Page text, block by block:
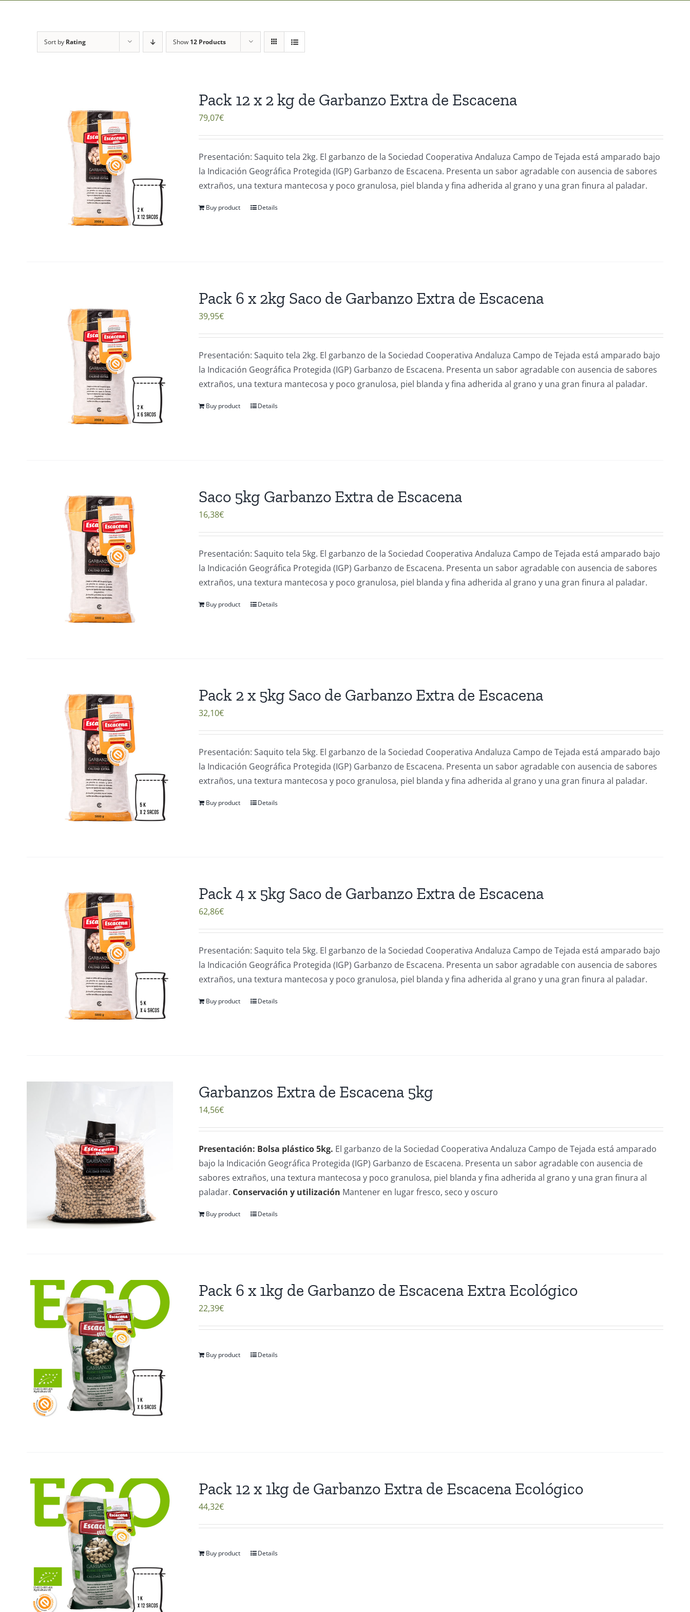
Sort by Rating Show 12 Products
Pack 12 x 2 kg de Garbanzo Extra de Escacena
79,07€
Presentación: Saquito tela 2kg. El garbanzo de la Sociedad Cooperativa Andaluza Campo de Tejada está amparado bajo
la Indicación Geográfica Protegida (IGP) Garbanzo de Escacena. Presenta un sabor agradable con ausencia de sabores
extraños, una textura mantecosa y poco granulosa, piel blanda y fina adherida al grano y una gran finura al paladar.
Buy product Details
Pack 6 x 2kg Saco de Garbanzo Extra de Escacena
39,95€
Presentación: Saquito tela 2kg. El garbanzo de la Sociedad Cooperativa Andaluza Campo de Tejada está amparado bajo
la Indicación Geográfica Protegida (IGP) Garbanzo de Escacena. Presenta un sabor agradable con ausencia de sabores
extraños, una textura mantecosa y poco granulosa, piel blanda y fina adherida al grano y una gran finura al paladar.
Buy product Details
Saco 5kg Garbanzo Extra de Escacena
16,38€
Presentación: Saquito tela 5kg. El garbanzo de la Sociedad Cooperativa Andaluza Campo de Tejada está amparado bajo
la Indicación Geográfica Protegida (IGP) Garbanzo de Escacena. Presenta un sabor agradable con ausencia de sabores
extraños, una textura mantecosa y poco granulosa, piel blanda y fina adherida al grano y una gran finura al paladar.
Buy product Details
Pack 2 x 5kg Saco de Garbanzo Extra de Escacena
32,10€
Presentación: Saquito tela 5kg. El garbanzo de la Sociedad Cooperativa Andaluza Campo de Tejada está amparado bajo
la Indicación Geográfica Protegida (IGP) Garbanzo de Escacena. Presenta un sabor agradable con ausencia de sabores
extraños, una textura mantecosa y poco granulosa, piel blanda y fina adherida al grano y una gran finura al paladar.
Buy product Details
Pack 4 x 5kg Saco de Garbanzo Extra de Escacena
62,86€
Presentación: Saquito tela 5kg. El garbanzo de la Sociedad Cooperativa Andaluza Campo de Tejada está amparado bajo
la Indicación Geográfica Protegida (IGP) Garbanzo de Escacena. Presenta un sabor agradable con ausencia de sabores
extraños, una textura mantecosa y poco granulosa, piel blanda y fina adherida al grano y una gran finura al paladar.
Buy product Details
Garbanzos Extra de Escacena 5kg
14,56€
Presentación: Bolsa plástico 5kg. El garbanzo de la Sociedad Cooperativa Andaluza Campo de Tejada está amparado
bajo la Indicación Geográfica Protegida (IGP) Garbanzo de Escacena. Presenta un sabor agradable con ausencia de
sabores extraños, una textura mantecosa y poco granulosa, piel blanda y fina adherida al grano y una gran finura al
paladar. Conservación y utilización Mantener en lugar fresco, seco y oscuro
Buy product Details
Pack 6 x 1kg de Garbanzo de Escacena Extra Ecológico
22,39€
Buy product Details
Pack 12 x 1kg de Garbanzo Extra de Escacena Ecológico
44,32€
Buy product Details